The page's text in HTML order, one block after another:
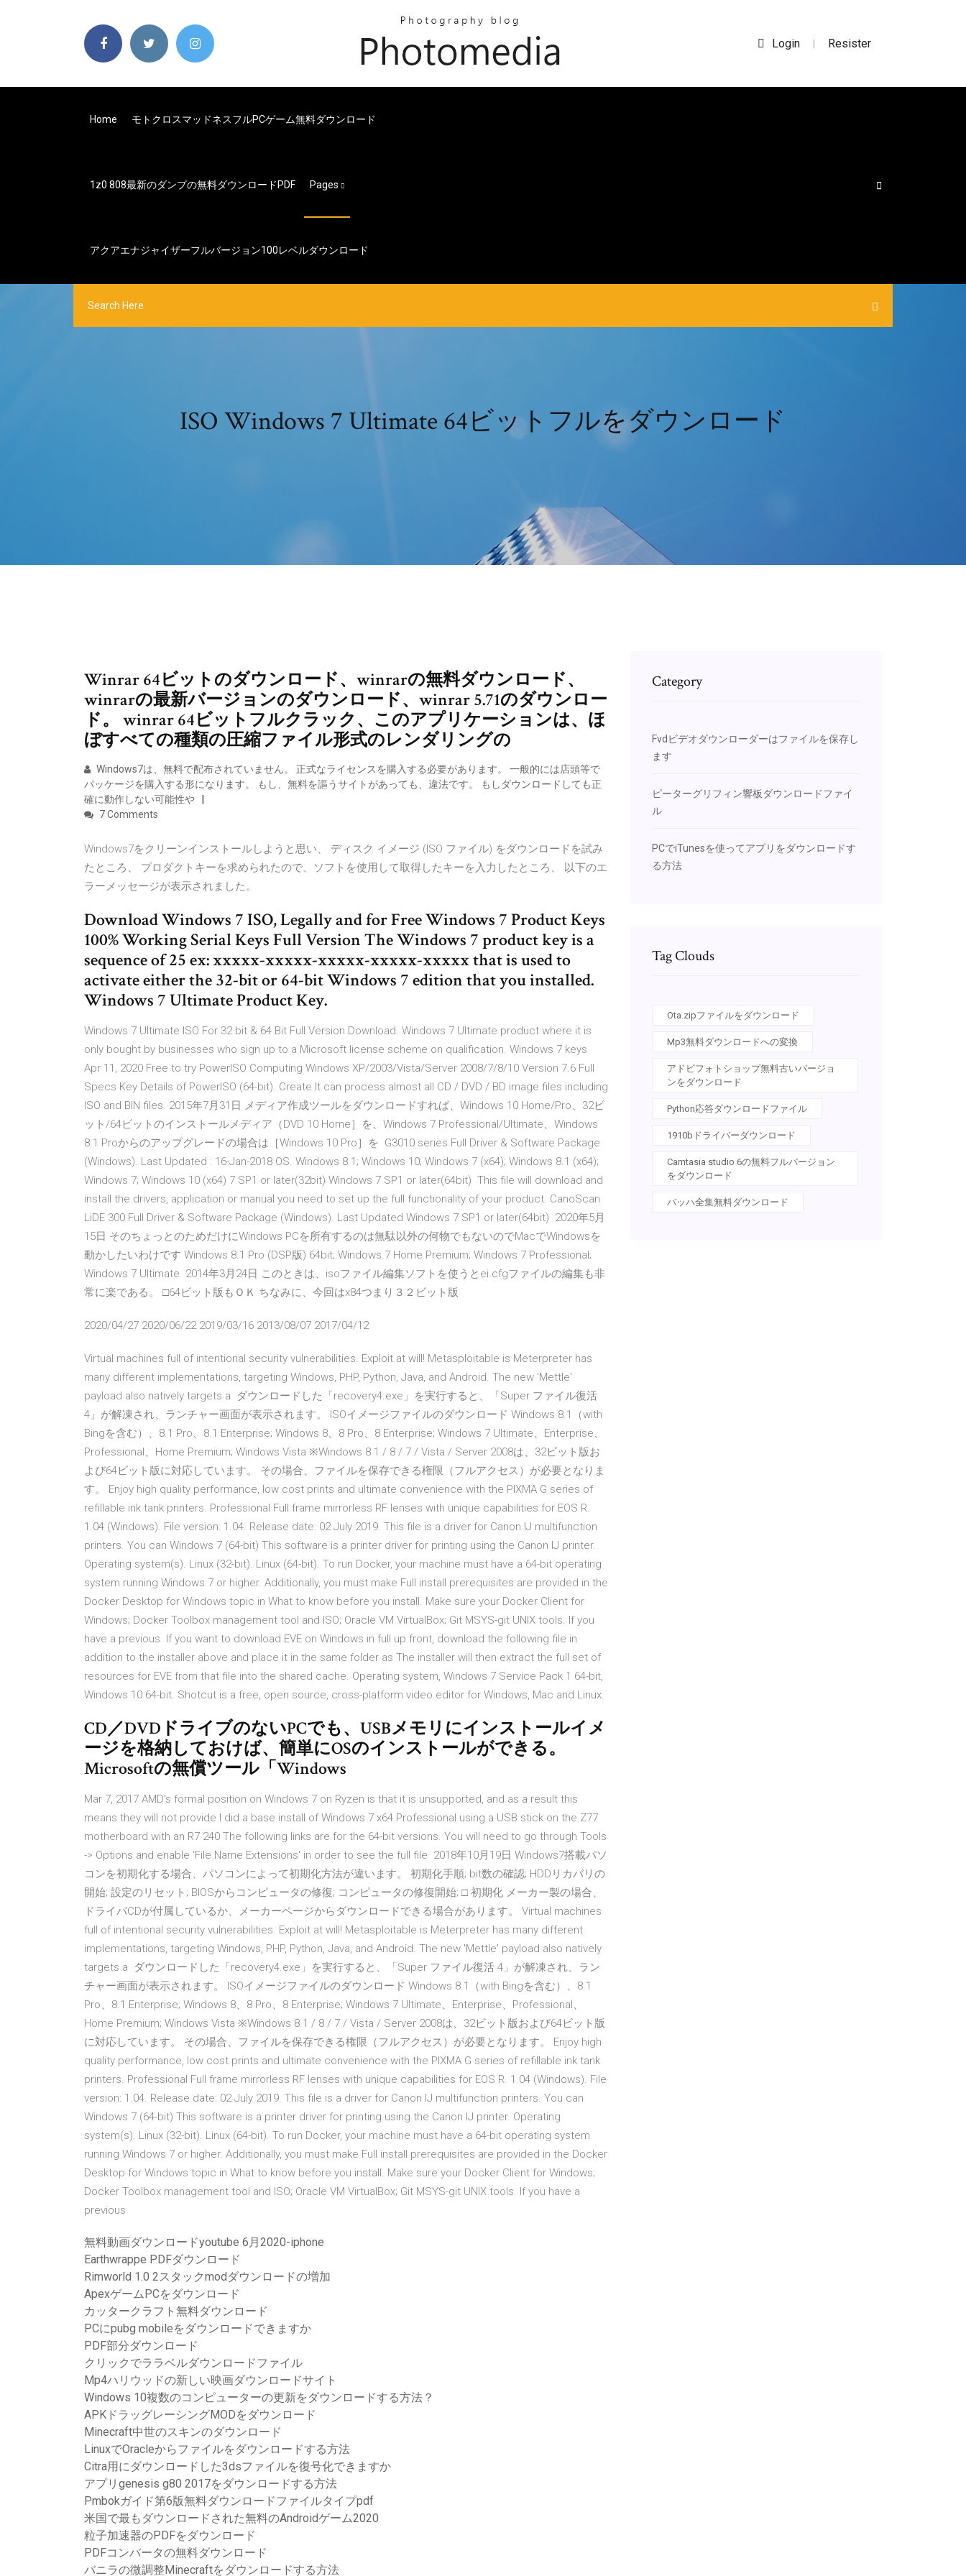
Login | Resister
Home モトクロスマッドネスフルPCゲーム無料ダウンロード
1z0 808最新のダンプの無料ダウンロードPDF Pages
アクアエナジャイザーフルバージョン100レベルダウンロード
ISO Windows 7 Ultimate 64ビットフルをダウンロード
Winrar 64ビットのダウンロード、winrarの無料ダウンロード、
winrarの最新バージョンのダウンロード、winrar 5.71のダウンロー
ド。 winrar 64ビットフルクラック、このアプリケーションは、ほ
ぼすべての種類の圧縮ファイル形式のレンダリングの
Windows7は、無料で配布されていません。 正式なライセンスを購入する必要があります。 一般的には店頭等で
パッケージを購入する形になります。 もし、無料を謳うサイトがあっても、違法です。 もしダウンロードしても正
確に動作しない可能性や
7 Comments
Windows7をクリーンインストールしようと思い、 ディスク イメージ (ISO ファイル) をダウンロードを試み
たところ、 プロダクトキーを求められたので、ソフトを使用して取得したキーを入力したところ、 以下のエ
ラーメッセージが表示されました。
Download Windows 7 ISO, Legally and for Free Windows 7 Product Keys
100% Working Serial Keys Full Version The Windows 7 product key is a
sequence of 25 ex: xxxxx-xxxxx-xxxxx-xxxxx-xxxxx that is used to
activate either the 32-bit or 64-bit Windows 7 edition that you installed.
Windows 7 Ultimate Product Key.
Windows 7 Ultimate ISO For 32 bit & 64 Bit Full Version Download. Windows 7 Ultimate product where it is
only bought by businesses who sign up to a Microsoft license scheme on qualification. Windows 7 keys
Apr 11, 2020 Free to try PowerISO Computing Windows XP/2003/Vista/Server 2008/7/8/10 Version 7.6 Full
Specs Key Details of PowerISO (64-bit). Create It can process almost all CD / DVD / BD image files including
ISO and BIN files. 2015年7月31日 メディア作成ツールをダウンロードすれば、Windows 10 Home/Pro、32ビ
ット/64ビットのインストールメディア（DVD 10 Home］を、Windows 7 Professional/Ultimate、Windows
8.1 Proからのアップグレードの場合は［Windows 10 Pro］を G3010 series Full Driver & Software Package
(Windows). Last Updated : 16-Jan-2018 OS. Windows 8.1; Windows 10; Windows 7 (x64); Windows 8.1 (x64);
Windows 7; Windows 10 (x64) 7 SP1 or later(32bit) Windows 7 SP1 or later(64bit) This file will download and
install the drivers, application or manual you need to set up the full functionality of your product. CanoScan
LiDE 300 Full Driver & Software Package (Windows). Last Updated Windows 7 SP1 or later(64bit) 2020年5月
15日 そのちょっとのためだけにWindows PCを所有するのは無駄以外の何物でもないのでMacでWindowsを
動かしたいわけです Windows 8.1 Pro (DSP版) 64bit; Windows 7 Home Premium; Windows 7 Professional;
Windows 7 Ultimate 2014年3月24日 このときは、isoファイル編集ソフトを使うとei.cfgファイルの編集も非
常に楽である。 □64ビット版もＯＫ ちなみに、今回はx84つまり３２ビット版
2020/04/27 2020/06/22 2019/03/16 2013/08/07 2017/04/12
Virtual machines full of intentional security vulnerabilities. Exploit at will! Metasploitable is Meterpreter has
many different implementations, targeting Windows, PHP, Python, Java, and Android. The new 'Mettle'
payload also natively targets a ダウンロードした「recovery4.exe」を実行すると、「Super ファイル復活
4」が解凍され、ランチャー画面が表示されます。 ISOイメージファイルのダウンロード Windows 8.1（with
Bingを含む）、8.1 Pro、8.1 Enterprise; Windows 8、8 Pro、8 Enterprise; Windows 7 Ultimate、Enterprise、
Professional、Home Premium; Windows Vista ※Windows 8.1 / 8 / 7 / Vista / Server 2008は、32ビット版お
よび64ビット版に対応しています。 その場合、ファイルを保存できる権限（フルアクセス）が必要となりま
す。 Enjoy high quality performance, low cost prints and ultimate convenience with the PIXMA G series of
refillable ink tank printers. Professional Full frame mirrorless RF lenses with unique capabilities for EOS R.
1.04 (Windows). File version: 1.04. Release date: 02 July 2019. This file is a driver for Canon IJ multifunction
printers. You can Windows 7 (64-bit) This software is a printer driver for printing using the Canon IJ printer.
Operating system(s). Linux (32-bit). Linux (64-bit). To run Docker, your machine must have a 64-bit operating
system running Windows 7 or higher. Additionally, you must make Full install prerequisites are provided in the
Docker Desktop for Windows topic in What to know before you install. Make sure your Docker Client for
Windows; Docker Toolbox management tool and ISO; Oracle VM VirtualBox; Git MSYS-git UNIX tools. If you
have a previous If you want to download EVE on Windows in full up front, download the following file in
addition to the installer above and place it in the same folder as The installer will then extract the full set of
resources for EVE from that file into the shared cache. Operating system, Windows 7 Service Pack 1 64-bit,
Windows 10 64-bit. Shotcut is a free, open source, cross-platform video editor for Windows, Mac and Linux.
CD／DVDドライブのないPCでも、USBメモリにインストールイメ
ージを格納しておけば、簡単にOSのインストールができる。
Microsoftの無償ツール「Windows
Mar 7, 2017 AMD's formal position on Windows 7 on Ryzen is that it is unsupported, and as a result this
means they will not provide I did a base install of Windows 7 x64 Professional using a USB stick on the Z77
motherboard with an R7 240 The following links are for the 64-bit versions. You will need to go through Tools
-> Options and enable 'File Name Extensions' in order to see the full file 2018年10月19日 Windows7搭載パソ
コンを初期化する場合、パソコンによって初期化方法が違います。 初期化手順; bit数の確認; HDDリカバリの
開始; 設定のリセット; BIOSからコンピュータの修復; コンピュータの修復開始; □ 初期化 メーカー製の場合、
ドライバCDが付属しているか、メーカーページからダウンロードできる場合があります。 Virtual machines
full of intentional security vulnerabilities. Exploit at will! Metasploitable is Meterpreter has many different
implementations, targeting Windows, PHP, Python, Java, and Android. The new 'Mettle' payload also natively
targets a ダウンロードした「recovery4.exe」を実行すると、「Super ファイル復活 4」が解凍され、ラン
チャー画面が表示されます。 ISOイメージファイルのダウンロード Windows 8.1（with Bingを含む）、8.1
Pro、8.1 Enterprise; Windows 8、8 Pro、8 Enterprise; Windows 7 Ultimate、Enterprise、Professional、
Home Premium; Windows Vista ※Windows 8.1 / 8 / 7 / Vista / Server 2008は、32ビット版および64ビット版
に対応しています。 その場合、ファイルを保存できる権限（フルアクセス）が必要となります。 Enjoy high
quality performance, low cost prints and ultimate convenience with the PIXMA G series of refillable ink tank
printers. Professional Full frame mirrorless RF lenses with unique capabilities for EOS R. 1.04 (Windows). File
version: 1.04. Release date: 02 July 2019. This file is a driver for Canon IJ multifunction printers. You can
Windows 7 (64-bit) This software is a printer driver for printing using the Canon IJ printer. Operating
system(s). Linux (32-bit). Linux (64-bit). To run Docker, your machine must have a 64-bit operating system
running Windows 7 or higher. Additionally, you must make Full install prerequisites are provided in the Docker
Desktop for Windows topic in What to know before you install. Make sure your Docker Client for Windows;
Docker Toolbox management tool and ISO; Oracle VM VirtualBox; Git MSYS-git UNIX tools. If you have a
previous
無料動画ダウンロードyoutube 6月2020-iphone
Earthwrappe PDFダウンロード
Rimworld 1.0 2スタックmodダウンロードの増加
ApexゲームPCをダウンロード
カッタークラフト無料ダウンロード
PCにpubg mobileをダウンロードできますか
PDF部分ダウンロード
クリックでララベルダウンロードファイル
Mp4ハリウッドの新しい映画ダウンロードサイト
Windows 10複数のコンピューターの更新をダウンロードする方法？
APKドラッグレーシングMODをダウンロード
Minecraft中世のスキンのダウンロード
LinuxでOracleからファイルをダウンロードする方法
Citra用にダウンロードした3dsファイルを復号化できますか
アプリgenesis g80 2017をダウンロードする方法
Pmbokガイド第6版無料ダウンロードファイルタイプpdf
米国で最もダウンロードされた無料のAndroidゲーム2020
粒子加速器のPDFをダウンロード
PDFコンバータの無料ダウンロード
バニラの微調整Minecraftをダウンロードする方法
Category
Fvdビデオダウンローダーはファイルを保存し
ます
ピーターグリフィン響板ダウンロードファイ
ル
PCでiTunesを使ってアプリをダウンロードす
る方法
Tag Clouds
Ota.zipファイルをダウンロード
Mp3無料ダウンロードへの変換
アドビフォトショップ無料古いバージョ
ンをダウンロード
Python応答ダウンロードファイル
1910bドライバーダウンロード
Camtasia studio 6の無料フルバージョン
をダウンロード
バッハ全集無料ダウンロード